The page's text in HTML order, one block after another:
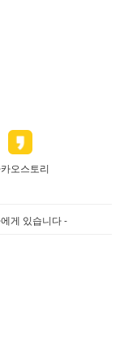
오스토리
게 있습니다 -